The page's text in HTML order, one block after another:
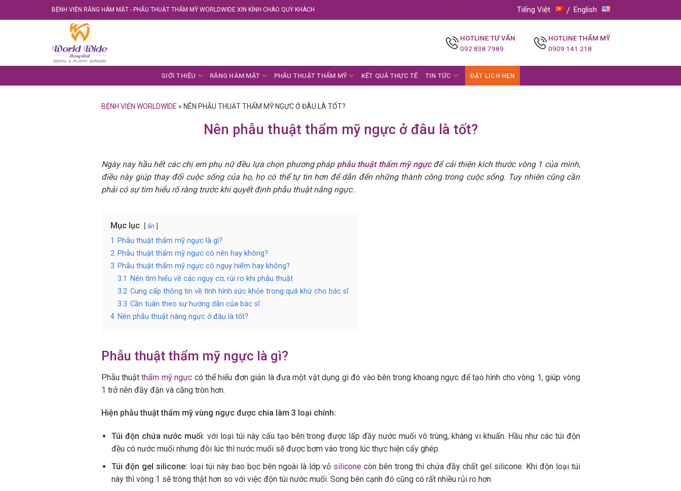
to
BỆNH VIỆN RĂNG HÀM MẶT - PHẪU THUẬT THẨM MỸ WORLDWIDE XIN KÍNH CHÀO QUÝ KHÁCH Tiếng Việt English
HOTLINE TƯ VẤN
092 838 7989
HOTLINE THẨM MỸ
0909 141 218
GIỚI THIỆU RĂNG HÀM MẶT PHẪU THUẬT THẨM MỸ KẾT QUẢ THỰC TẾ TIN TỨC ĐẶT LỊCH HẸN
BỆNH VIỆN WORLDWIDE » NÊN PHẪU THUẬT THẨM MỸ NGỰC Ở ĐÂU LÀ TỐT?
Nên phẫu thuật thẩm mỹ ngực ở đâu là tốt?
Ngày nay hầu hết các chị em phụ nữ đều lựa chọn phương pháp phẫu thuật thẩm mỹ ngựcđể cải thiện kích thước vòng 1 của mình,
điều này giúp thay đổi cuộc sống của họ, họ có thể tự tin hơn để dẫn đến những thành công trong cuộc sống. Tuy nhiên cũng cần
phải có sự tìm hiểu rõ ràng trước khi quyết định phẫu thuật nâng ngực.
Mục lục ẩn
1
Phẫu thuật thẩm mỹ ngực là gì?
2 Phẫu thuật thẩm mỹ ngực có nên hay không?
3 Phẫu thuật thẩm mỹ ngực có nguy hiểm hay không?
3.1
Nên tìm hiểu về các nguy cơ, rủi ro khi phẫu thuật
3.2 Cung cấp thông tin về tình hình sức khỏe trong quá khứ cho bác sĩ
3.3 Cần tuân theo sự hướng dẫn của bác sĩ
4 Nên phẫu thuật nâng ngực ở đâu là tốt?
Phẫu thuật thẩm mỹ ngực là gì?
Phẫu thuậtthẩm mỹ ngực có thể hiểu đơn giản là đưa một vật dụng gì đó vào bên trong khoang ngực để tạo hình cho vòng 1, giúp vòng
1 trở nên đầy đặn và căng tròn hơn.
Hiện phẫu thuật thẩm mỹ vùng ngực được chia làm 3 loại chính:
Túi độn chứa nước muối: với loại túi này cấu tạo bên trong được lấp đầy nước muối vô trùng, kháng vi khuẩn. Hầu như các túi độn
đều có nước muối nhưng đôi lúc thì nước muối sẽ được bơm vào trong lúc thực hiện cấy ghép.
Túi độn gel silicone: loại túi này bao bọc bên ngoài là lớp vỏ silicone còn bên trong thì chứa đầy chất gel silicone. Khi độn loại túi
này thì vòng 1 sẽ trông thật hơn so với việc độn túi nước muối. Song bên cạnh đó cũng có rất nhiều rủi ro hơn